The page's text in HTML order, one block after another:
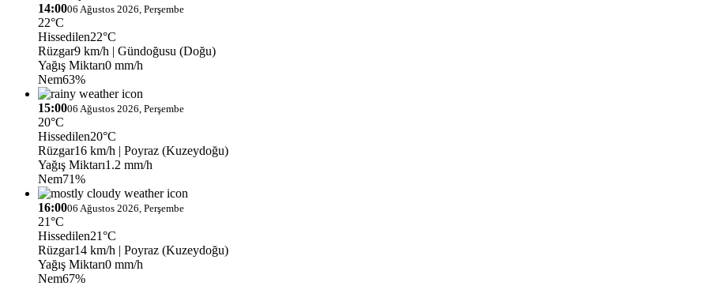
14:0006 Ağustos 2026, Perşembe
22°C
Hissedilen22°C
Rüzgar9 km/h | Gündoğusu (Doğu)
Yağış Miktarı0 mm/h
Nem63%
15:0006 Ağustos 2026, Perşembe
20°C
Hissedilen20°C
Rüzgar16 km/h | Poyraz (Kuzeydoğu)
Yağış Miktarı1.2 mm/h
Nem71%
16:0006 Ağustos 2026, Perşembe
21°C
Hissedilen21°C
Rüzgar14 km/h | Poyraz (Kuzeydoğu)
Yağış Miktarı0 mm/h
Nem67%